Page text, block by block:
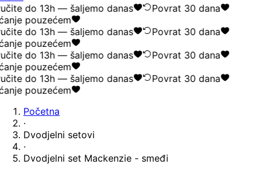
do 13h — šaljemo danas
Povrat 30 dana
pouzećem
do 13h — šaljemo danas
Povrat 30 dana
pouzećem
do 13h — šaljemo danas
Povrat 30 dana
pouzećem
do 13h — šaljemo danas
Povrat 30 dana
pouzećem
Početna
·
Dvodjelni setovi
·
Dvodjelni set Mackenzie - smeđi